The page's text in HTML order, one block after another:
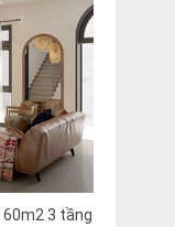
3 tầng